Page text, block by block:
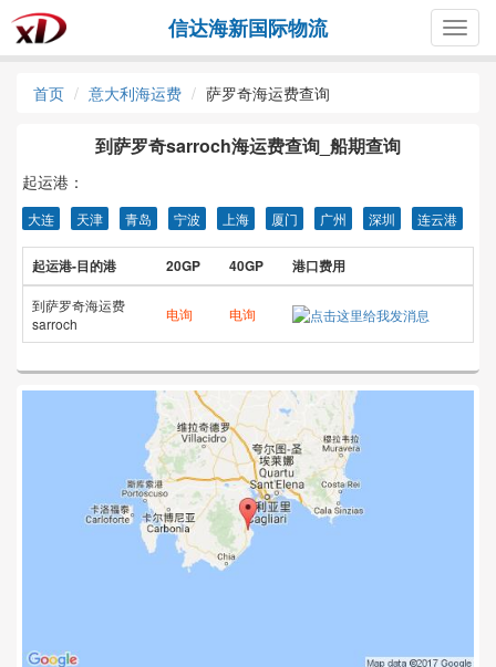
信达海新国际物流
首页 意大利海运费 萨罗奇海运费查询
到萨罗奇sarroch海运费查询_船期查询
起运港：
大连 天津 青岛 宁波 上海 厦门 广州 深圳 连云港
起运港-目的港 20GP 40GP 港口费用
到萨罗奇海运费
sarroch
电询 电询